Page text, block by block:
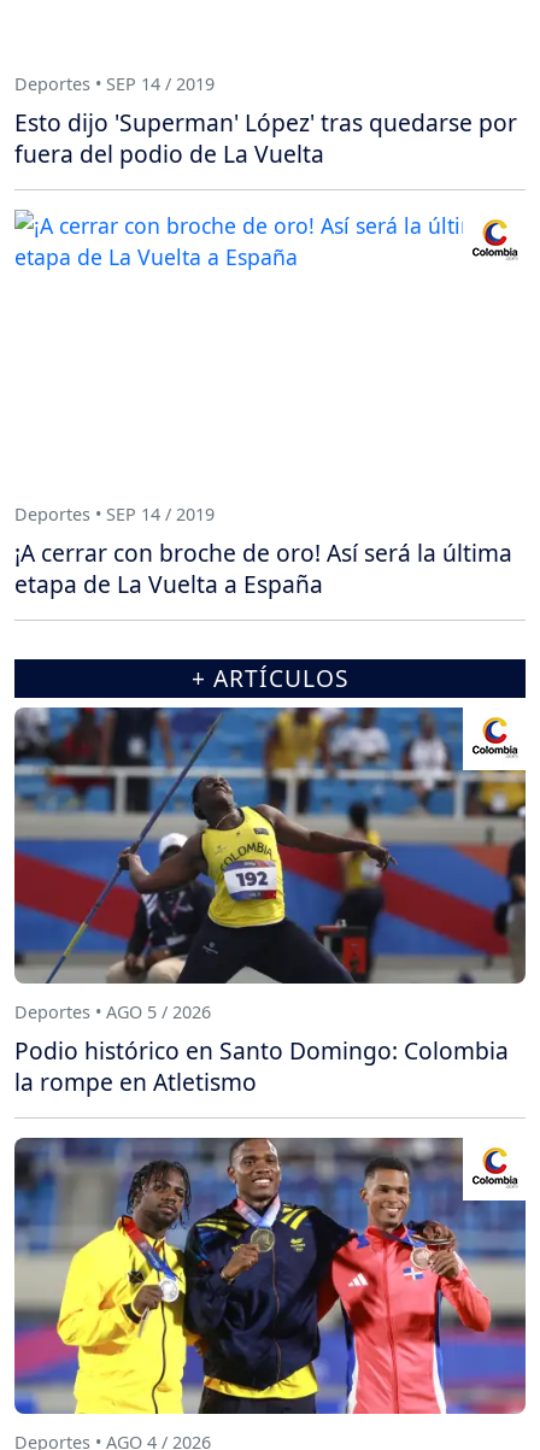
Deportes • SEP 14 / 2019
Esto dijo 'Superman' López' tras quedarse por
fuera del podio de La Vuelta
Deportes • SEP 14 / 2019
¡A cerrar con broche de oro! Así será la última
etapa de La Vuelta a España
+ ARTÍCULOS
Deportes • AGO 5 / 2026
Podio histórico en Santo Domingo: Colombia
la rompe en Atletismo
Deportes • AGO 4 / 2026